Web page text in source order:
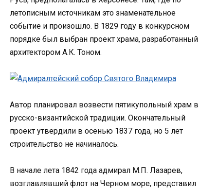
летописным источникам это знаменательное
событие и произошло. В 1829 году в конкурсном
порядке был выбран проект храма, разработанный
архитектором А.К. Тоном.
Автор планировал возвести пятикупольный храм в
русско-византийской традиции. Окончательный
проект утвердили в осенью 1837 года, но 5 лет
строительство не начиналось.
В начале лета 1842 года адмирал М.П. Лазарев,
возглавлявший флот на Черном море, представил